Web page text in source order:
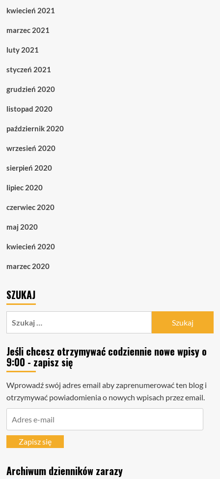
kwiecień 2021
marzec 2021
luty 2021
styczeń 2021
grudzień 2020
listopad 2020
październik 2020
wrzesień 2020
sierpień 2020
lipiec 2020
czerwiec 2020
maj 2020
kwiecień 2020
marzec 2020
SZUKAJ
Jeśli chcesz otrzymywać codziennie nowe wpisy o
9:00 - zapisz się
Wprowadź swój adres email aby zaprenumerować ten blog i
otrzymywać powiadomienia o nowych wpisach przez email.
mailZapisz się
Archiwum dzienników zarazy